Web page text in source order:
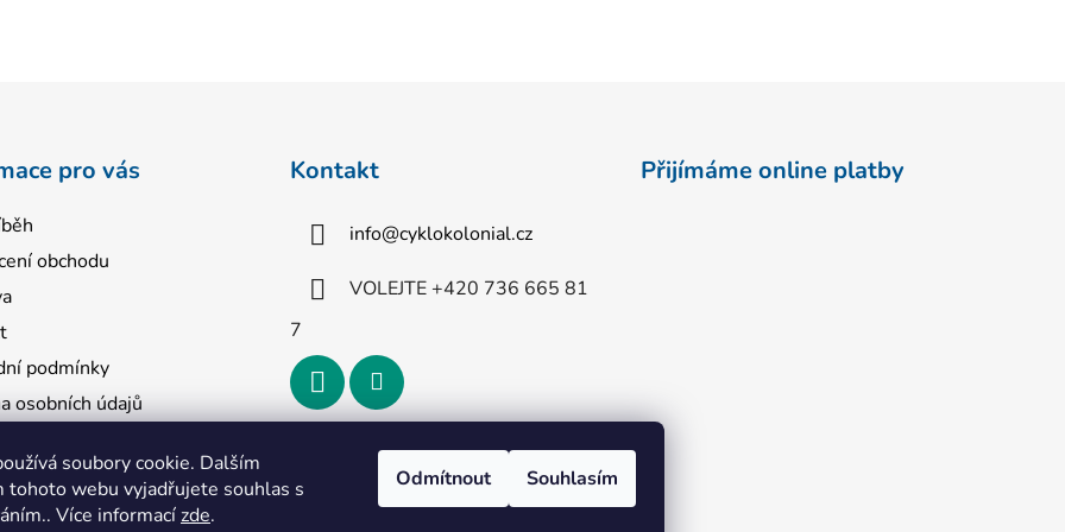
soubory cookie. Dalším
tohoto webu vyjadřujete souhlas s
Více informacízde.
Odmítnout Souhlasím
pro vás
obchodu
podmínky
osobních údajů
pro reklamaci zboží
pro vrácení zboží
Kontakt
info@cyklokolonial.cz
VOLEJTE +420 736 665 81
7
Přijímáme online platby